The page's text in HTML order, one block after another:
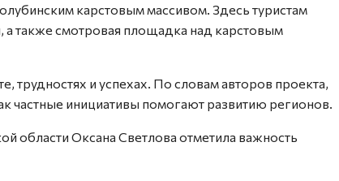
карстовым массивом. Здесь туристам
также смотровая площадка над карстовым
трудностях и успехах. По словам авторов проекта,
частные инициативы помогают развитию регионов.
области Оксана Светлова отметила важность